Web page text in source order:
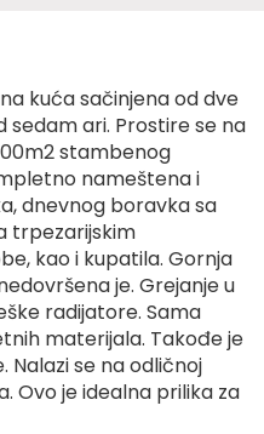
kuća sačinjena od dve
sedam ari. Prostire se na
stambenog
nameštena i
dnevnog boravka sa
trpezarijskim
kao i kupatila. Gornja
je. Grejanje u
radijatore. Sama
materijala. Takođe je
se na odličnoj
Ovo je idealna prilika za